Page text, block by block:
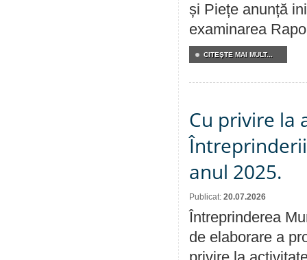
și Piețe anunță
examinarea
CITEŞTE MAI MULT...
Cu privire la
anul 2025.
Publicat: 20.07.2026
Întreprinderea
de elaborare a